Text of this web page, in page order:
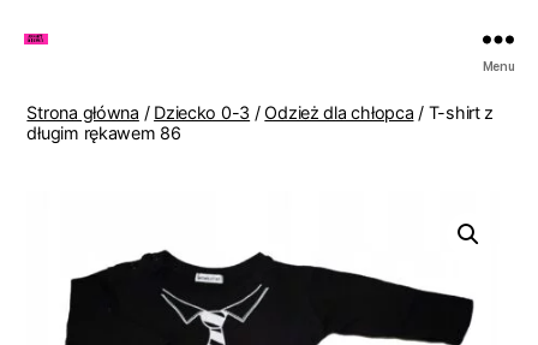
Lenki
Menu
Strona główna / Dziecko 0-3 /Odzież dla chłopca / T-shirt z
długim rękawem 86